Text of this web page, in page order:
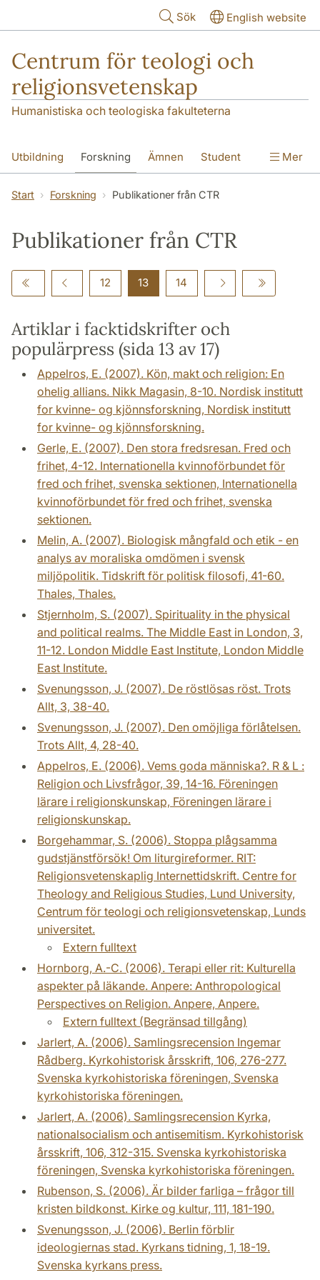
Sök English website
Centrum för teologi och
religionsvetenskap
Humanistiska och teologiska fakulteterna
Utbildning Forskning Ämnen Student
Institutionen
Mer
Start Forskning Publikationer från CTR
Publikationer från CTR
12 13 14
Artiklar i facktidskrifter och
populärpress (sida 13 av 17)
Appelros, E. (2007). Kön, makt och religion: En
ohelig allians. Nikk Magasin, 8-10. Nordisk institutt
for kvinne- og kjönnsforskning, Nordisk institutt
for kvinne- og kjönnsforskning.
Gerle, E. (2007). Den stora fredsresan. Fred och
frihet, 4-12. Internationella kvinnoförbundet för
fred och frihet, svenska sektionen, Internationella
kvinnoförbundet för fred och frihet, svenska
sektionen.
Melin, A. (2007). Biologisk mångfald och etik - en
analys av moraliska omdömen i svensk
miljöpolitik. Tidskrift för politisk filosofi, 41-60.
Thales, Thales.
Stjernholm, S. (2007). Spirituality in the physical
and political realms. The Middle East in London, 3,
11-12. London Middle East Institute, London Middle
East Institute.
Svenungsson, J. (2007). De röstlösas röst. Trots
Allt, 3, 38-40.
Svenungsson, J. (2007). Den omöjliga förlåtelsen.
Trots Allt, 4, 28-40.
Appelros, E. (2006). Vems goda människa?. R & L :
Religion och Livsfrågor, 39, 14-16. Föreningen
lärare i religionskunskap, Föreningen lärare i
religionskunskap.
Borgehammar, S. (2006). Stoppa plågsamma
gudstjänstförsök! Om liturgireformer. RIT:
Religionsvetenskaplig Internettidskrift. Centre for
Theology and Religious Studies, Lund University,
Centrum för teologi och religionsvetenskap, Lunds
universitet.
Extern fulltext
Hornborg, A.-C. (2006). Terapi eller rit: Kulturella
aspekter på läkande. Anpere: Anthropological
Perspectives on Religion. Anpere, Anpere.
Extern fulltext (Begränsad tillgång)
Jarlert, A. (2006). Samlingsrecension Ingemar
Rådberg. Kyrkohistorisk årsskrift, 106, 276-277.
Svenska kyrkohistoriska föreningen, Svenska
kyrkohistoriska föreningen.
Jarlert, A. (2006). Samlingsrecension Kyrka,
nationalsocialism och antisemitism. Kyrkohistorisk
årsskrift, 106, 312-315. Svenska kyrkohistoriska
föreningen, Svenska kyrkohistoriska föreningen.
Rubenson, S. (2006). Är bilder farliga – frågor till
kristen bildkonst. Kirke og kultur, 111, 181-190.
Svenungsson, J. (2006). Berlin förblir
ideologiernas stad. Kyrkans tidning, 1, 18-19.
Svenska kyrkans press.